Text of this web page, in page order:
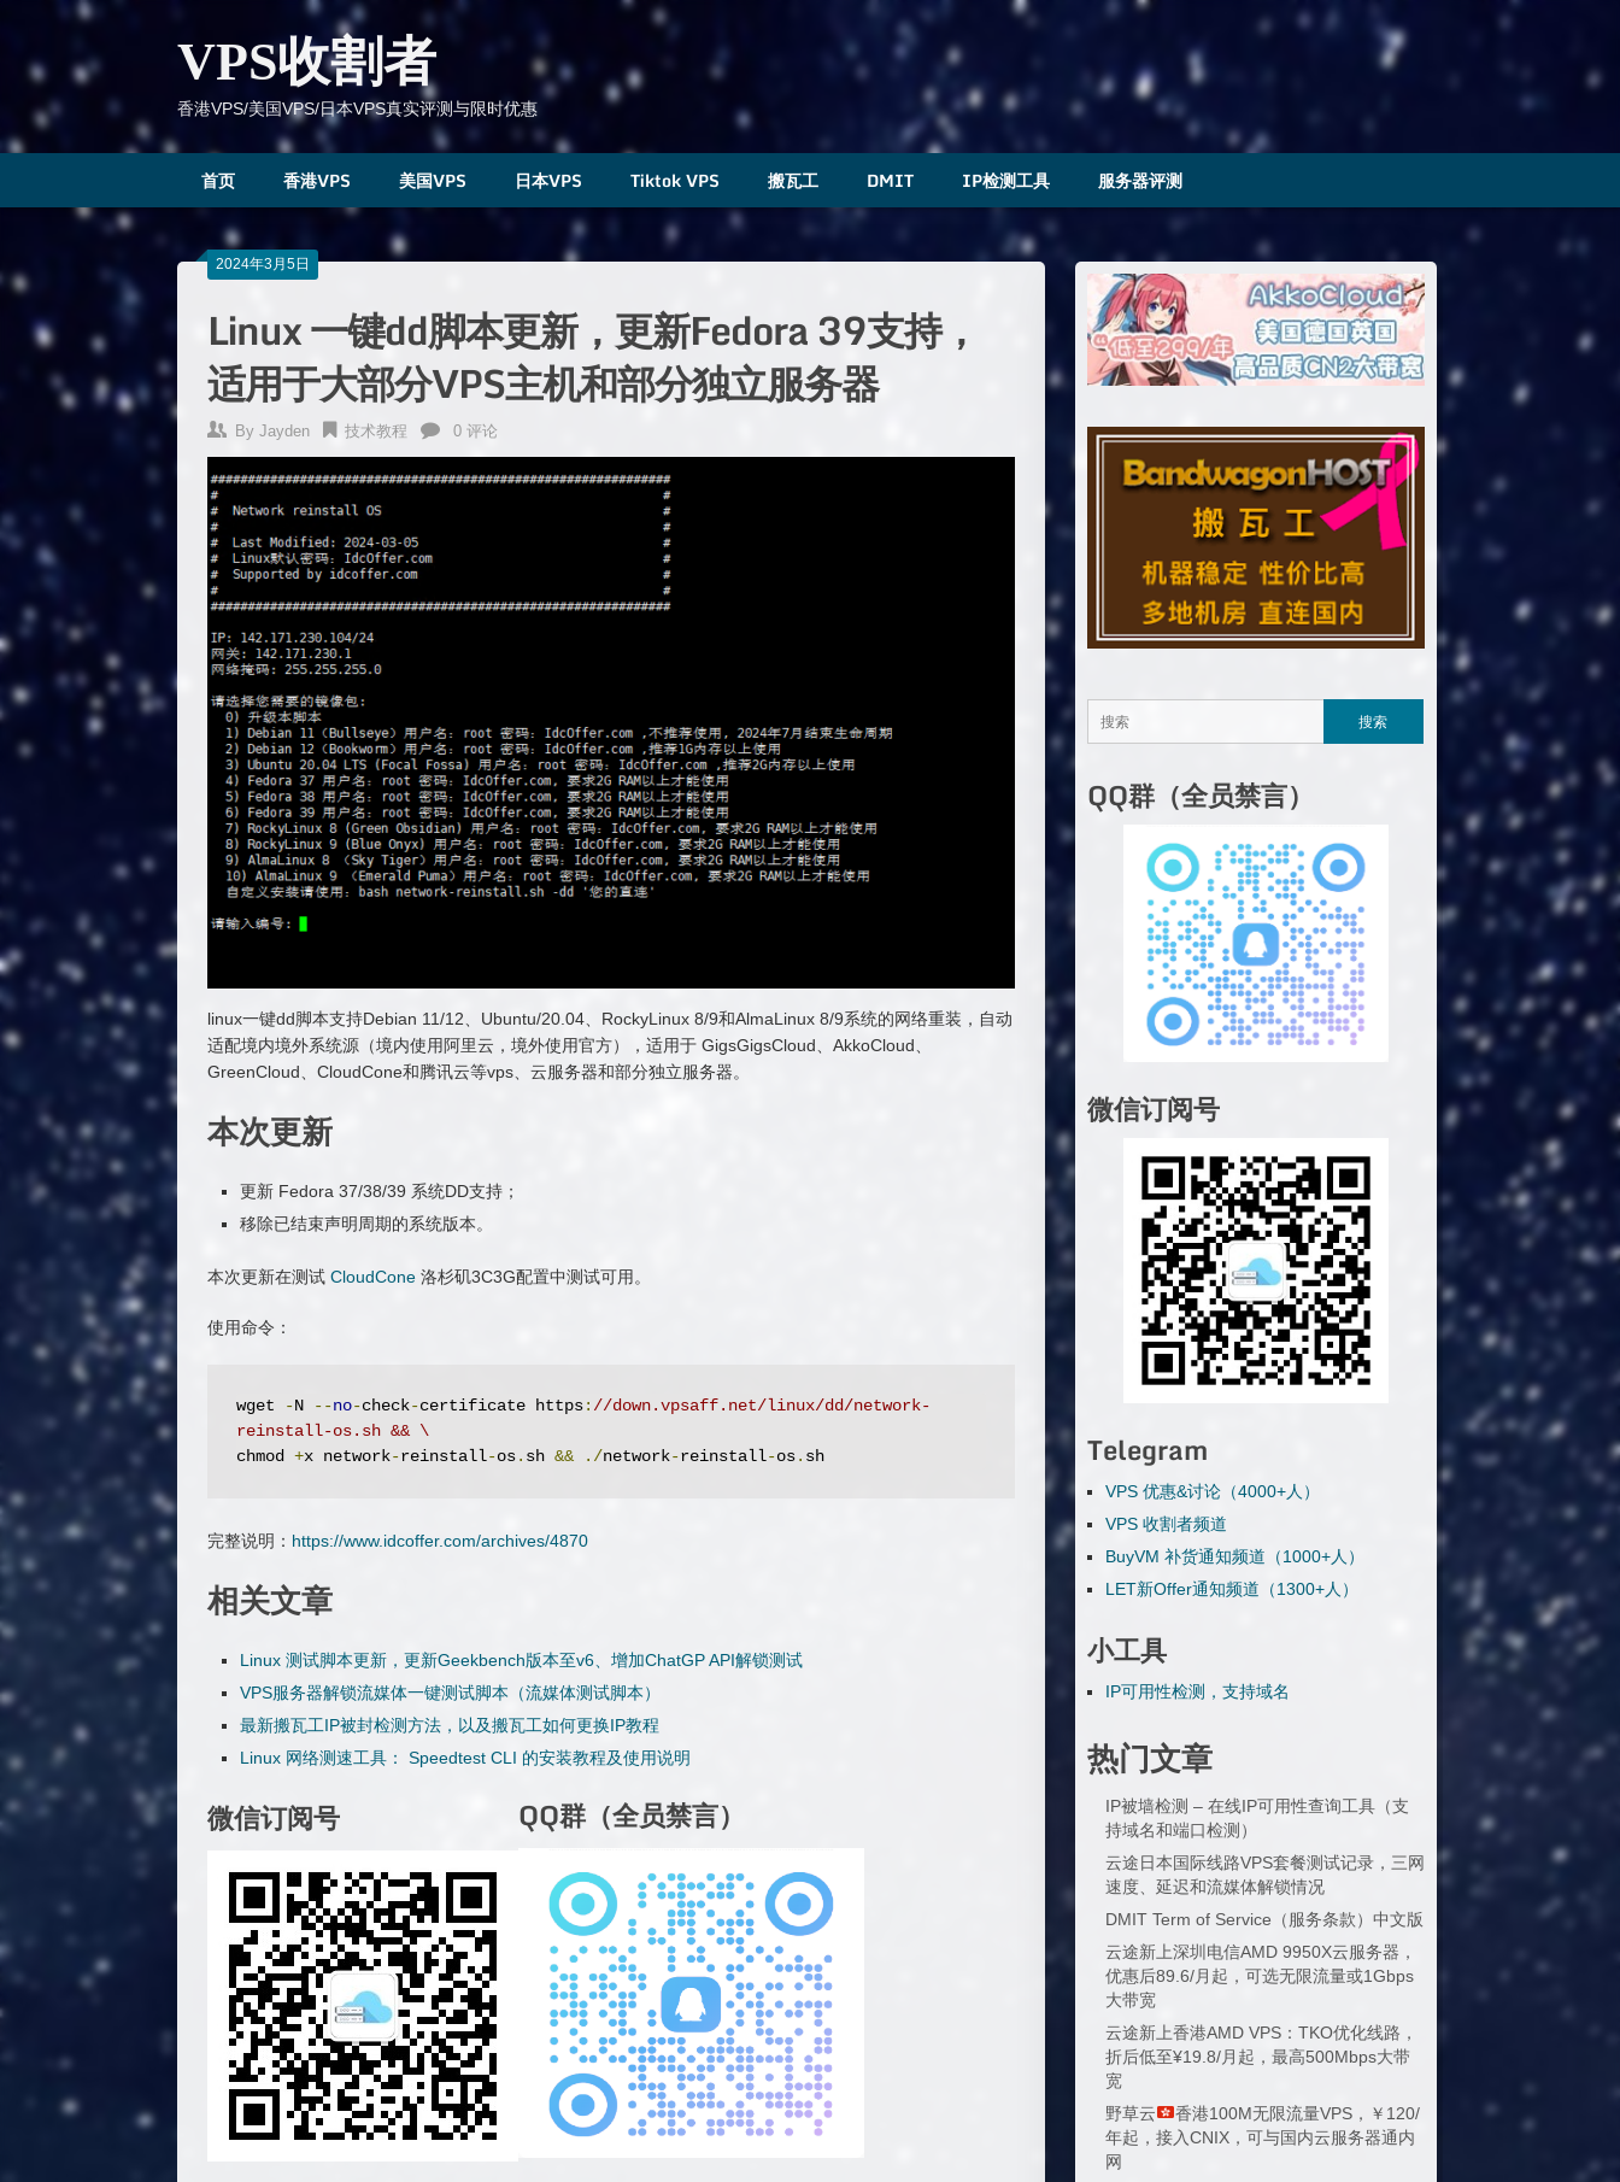
VPS收割者
香港VPS/美国VPS/日本VPS真实评测与限时优惠
首页 香港VPS 美国VPS 日本VPS Tiktok VPS 搬瓦工 DMIT IP检测工具 服务器评测
2024年3月5日
Linux 一键dd脚本更新，更新Fedora 39支持，
适用于大部分VPS主机和部分独立服务器
By Jayden 技术教程 0 评论
linux一键dd脚本支持Debian 11/12、Ubuntu/20.04、RockyLinux 8/9和AlmaLinux 8/9系统的网络重装，自动
适配境内境外系统源（境内使用阿里云，境外使用官方），适用于 GigsGigsCloud、AkkoCloud、
GreenCloud、CloudCone和腾讯云等vps、云服务器和部分独立服务器。
本次更新
更新 Fedora 37/38/39 系统DD支持；
移除已结束声明周期的系统版本。
本次更新在测试 CloudCone 洛杉矶3C3G配置中测试可用。
使用命令：
wget - N --no-check-certificate https : //down.vpsaff.net/linux/dd/network-
reinstall-os.sh && \
chmod +x network-reinstall-os . sh && ./network-reinstall-os . sh
完整说明： https://www.idcoffer.com/archives/4870
相关文章
Linux 测试脚本更新，更新Geekbench版本至v6、增加ChatGP API解锁测试
VPS服务器解锁流媒体一键测试脚本（流媒体测试脚本）
最新搬瓦工IP被封检测方法，以及搬瓦工如何更换IP教程
Linux 网络测速工具： Speedtest CLI 的安装教程及使用说明
微信订阅号 QQ群（全员禁言）
QQ群（全员禁言）
微信订阅号
Telegram
VPS 优惠&讨论（4000+人）
VPS 收割者频道
BuyVM 补货通知频道（1000+人）
LET新Offer通知频道（1300+人）
小工具
IP可用性检测，支持域名
热门文章
IP被墙检测 – 在线IP可用性查询工具（支
持域名和端口检测）
云途日本国际线路VPS套餐测试记录，三网
速度、延迟和流媒体解锁情况
DMIT Term of Service（服务条款）中文版
云途新上深圳电信AMD 9950X云服务器，
优惠后89.6/月起，可选无限流量或1Gbps
大带宽
云途新上香港AMD VPS：TKO优化线路，
折后低至¥19.8/月起，最高500Mbps大带
宽
野草云
香港100M无限流量VPS，￥120/
年起，接入CNIX，可与国内云服务器通内
网